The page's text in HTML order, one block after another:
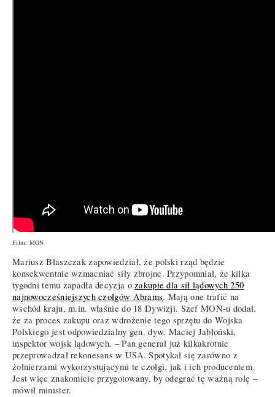
Film: MON
Mariusz Błaszczak zapowiedział, że polski rząd będzie
konsekwentnie wzmacniać siły zbrojne. Przypomniał, że kilka
tygodni temu zapadła decyzja ozakupie dla sił lądowych 250
najnowocześniejszych czołgów Abrams. Mają one trafić na
wschód kraju, m.in. właśnie do 18 Dywizji. Szef MON-u dodał,
że za proces zakupu oraz wdrożenie tego sprzętu do Wojska
Polskiego jest odpowiedzialny gen. dyw. Maciej Jabłoński,
inspektor wojsk lądowych. – Pan generał już kilkakrotnie
przeprowadzał rekonesans w USA. Spotykał się zarówno z
żołnierzami wykorzystującymi te czołgi, jak i ich producentem.
Jest więc znakomicie przygotowany, by odegrać tę ważną rolę –
mówił minister.